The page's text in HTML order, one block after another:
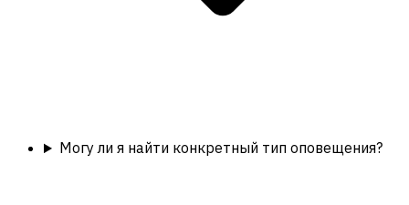
Могу ли я найти конкретный тип оповещения?